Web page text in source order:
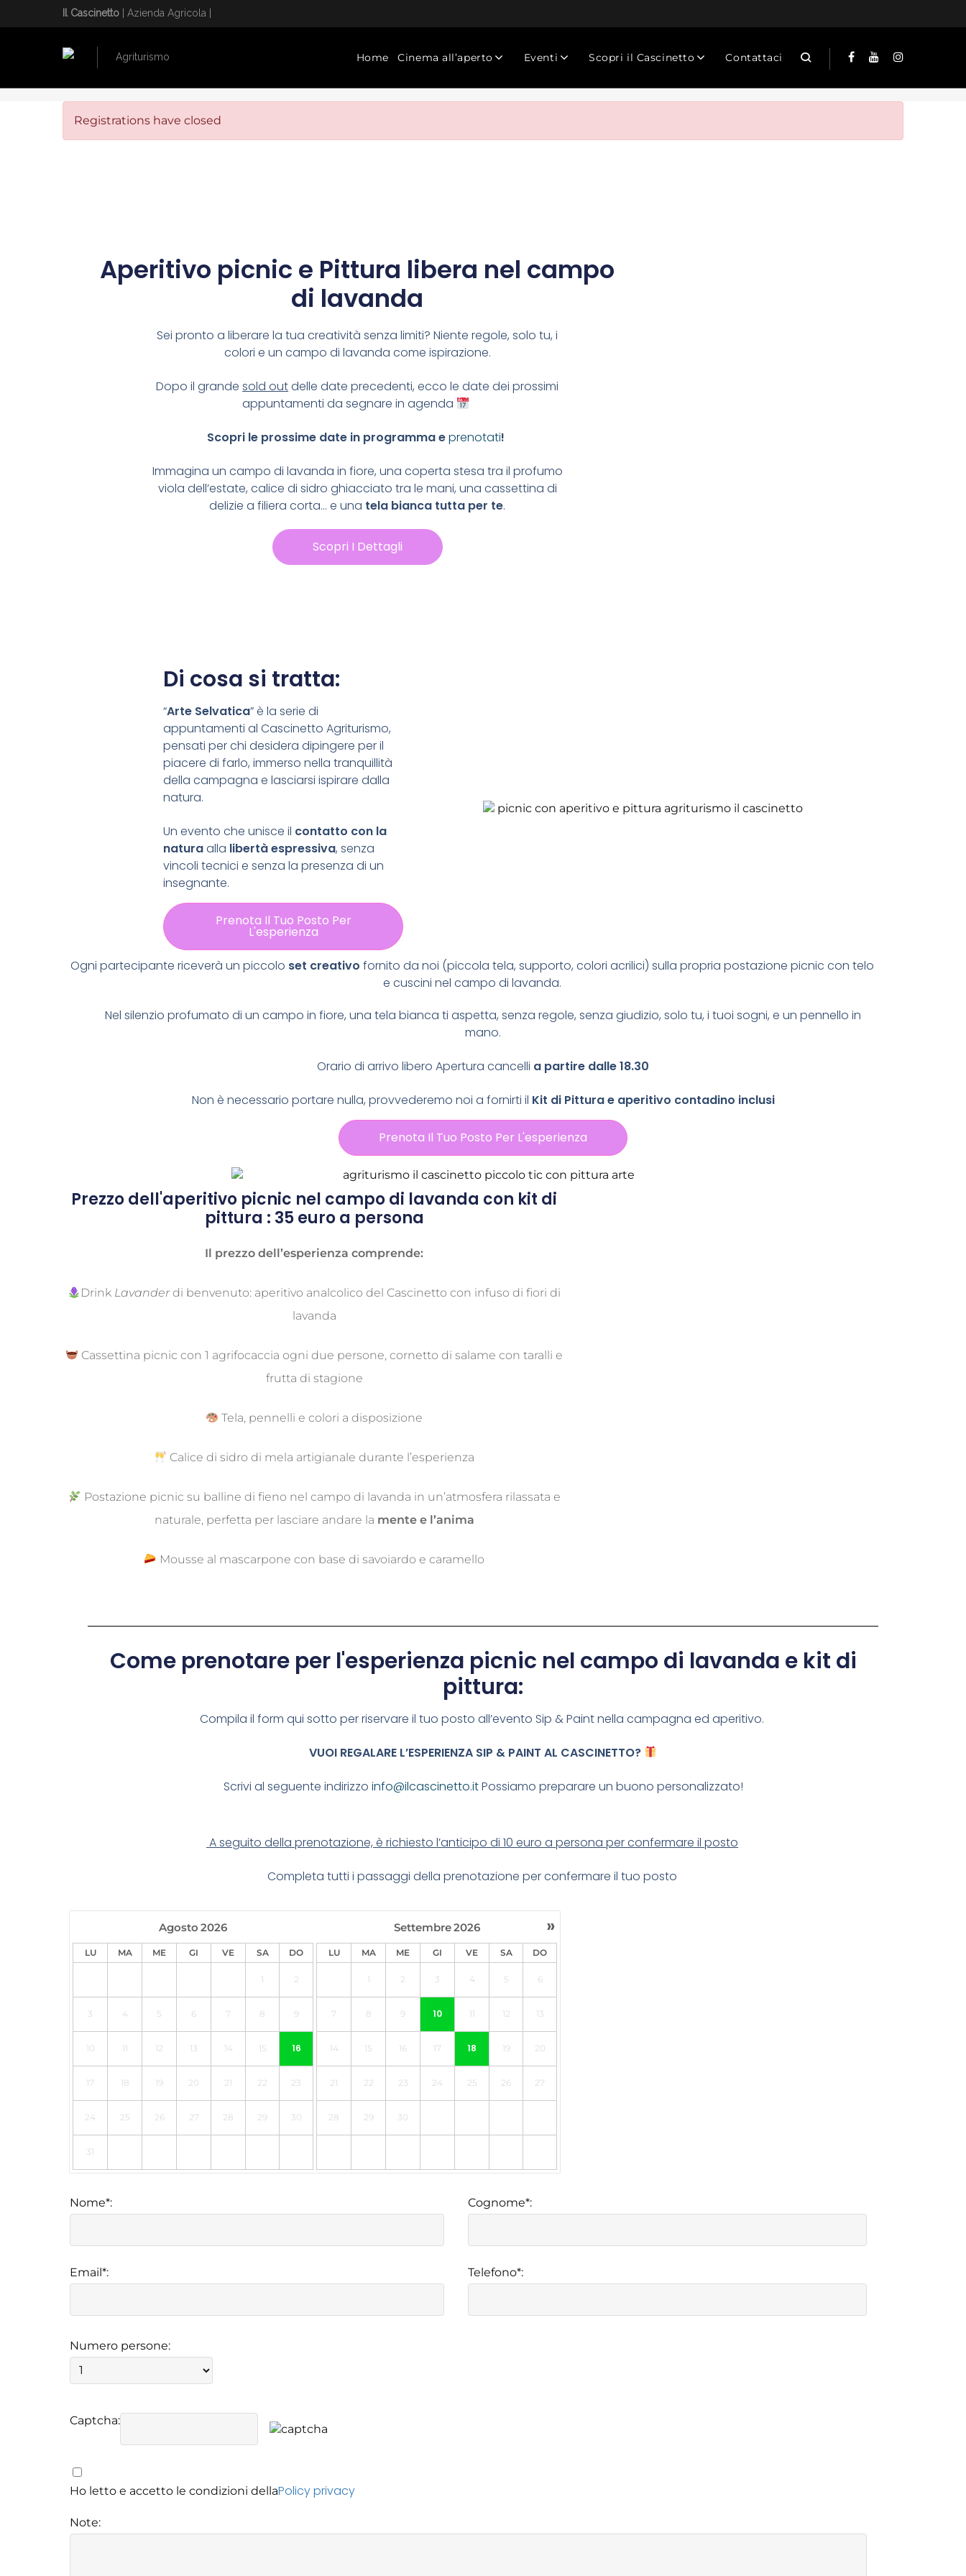
Il Cascinetto | Azienda Agricola |
Agriturismo Home Cinema all’aperto Eventi Scopri il Cascinetto Contattaci
APERITIVO PICNIC E PITTURA
Registrations have closed
Aperitivo picnic e Pittura libera nel campo
di lavanda
Sei pronto a liberare la tua creatività senza limiti?Niente regole, solo tu, i
colori e un campo di lavanda come ispirazione.
Dopo il grandesold outdelle date precedenti, ecco le date dei prossimi
appuntamenti da segnare in agenda
Scopri le prossime date in programma eprenotati!
Immagina un campo di lavanda in fiore, una coperta stesa tra il profumo
viola dell’estate, calice di sidro ghiacciato tra le mani, una cassettina di
delizie a filiera corta… e una tela bianca tutta per te.
Scopri I Dettagli
Di cosa si tratta:
“Arte Selvatica” è la serie di
appuntamenti al Cascinetto Agriturismo,
pensati per chi desidera dipingere per il
piacere di farlo, immerso nella tranquillità
della campagna e lasciarsi ispirare dalla
natura.
Un evento che unisce il contatto con la
naturaalla libertà espressiva, senza
vincoli tecnici e senza la presenza di un
insegnante.
Prenota Il Tuo Posto Per
L'esperienza
Ogni partecipante riceverà un piccolo set creativo fornito da noi (piccola tela, supporto, colori acrilici) sulla propria postazione picnic con telo
e cuscini nel campo di lavanda.
Nel silenzio profumato di un campo in fiore, una tela bianca ti aspetta, senza regole, senza giudizio, solo tu, i tuoi sogni, e un pennello in
mano.
Orario di arrivo libero Apertura cancelli a partire dalle 18.30
Non è necessario portare nulla, provvederemo noi a fornirti il Kit di Pittura e aperitivo contadino inclusi
Prenota Il Tuo Posto Per L'esperienza
Prezzo dell'aperitivo picnic nel campo di lavanda con kit di
pittura : 35 euro a persona
Il prezzo dell’esperienza comprende:
Drink Lavanderdi benvenuto: aperitivo analcolico del Cascinetto con infuso di fiori di
lavanda
Cassettina picnic con 1 agrifocaccia ogni due persone,cornetto di salame con taralli e
frutta di stagione
Tela, pennelli e colori a disposizione
Calice di sidro di mela artigianale durante l’esperienza
Postazione picnic su balline di fieno nel campo di lavanda in un’atmosfera rilassata e
naturale, perfetta per lasciare andare la mente e l’anima
Mousse al mascarpone con base di savoiardo e caramello
Come prenotare per l'esperienza picnic nel campo di lavanda e kit di
pittura:
Compila il form qui sotto per riservare il tuo posto all’evento Sip & Paint nella campagna ed aperitivo.
VUOI REGALARE L’ESPERIENZA SIP & PAINT AL CASCINETTO?
Scrivi al seguente indirizzo info@ilcascinetto.itPossiamo preparare un buono personalizzato!
A seguito della prenotazione, è richiesto l’anticipo di 10 euro a persona per confermare il posto
Completa tutti i passaggi della prenotazione per confermare il tuo posto
»
Agosto 2026
LU MA ME GI VE SA DO
1 2
3 4 5 6 7 8 9
10 11 12 13 14 15 16
17 18 19 20 21 22 23
24 25 26 27 28 29 30
31
Settembre2026
LU MA ME GI VE SA DO
1 2 3 4 5 6
7 8 9 10 11 12 13
14 15 16 17 18 19 20
21 22 23 24 25 26 27
28 29 30
Nome*: Cognome*:
Email*: Telefono*:
Numero persone:
Captcha:
Ho letto e accetto le condizioni dellaPolicy privacy
Note: